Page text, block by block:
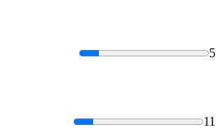
5
11